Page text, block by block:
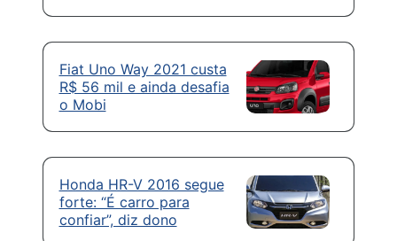
Fiat Uno Way 2021 custa
R$ 56 mil e ainda desafia
o Mobi
Honda HR-V 2016 segue
forte: “É carro para
confiar”, diz dono